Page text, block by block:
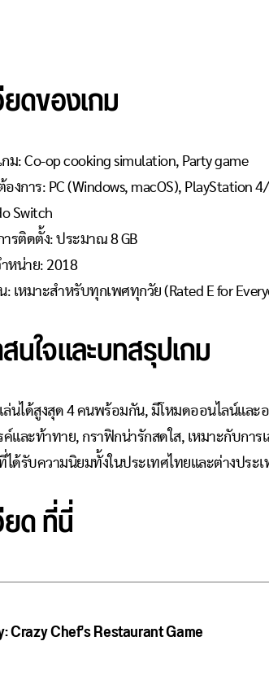
ดของเกม
ม: Co-op cooking simulation, Party game
งการ: PC (Windows, macOS), PlayStation
Switch
รติดตั้ง: ประมาณ 8 GB
หน่าย: 2018
: เหมาะสำหรับทุกเพศทุกวัย (Rated E for
ใจและบทสรุปเกม
ล่นได้สูงสุด 4 คนพร้อมกัน, มีโหมดออนไลน์แล
ค์และท้าทาย, กราฟิกน่ารักสดใส, เหมาะกับกา
ได้รับความนิยมทั้งในประเทศไทยและต่างประเ
ดที่นี่
Crazy Chef’s Restaurant Game